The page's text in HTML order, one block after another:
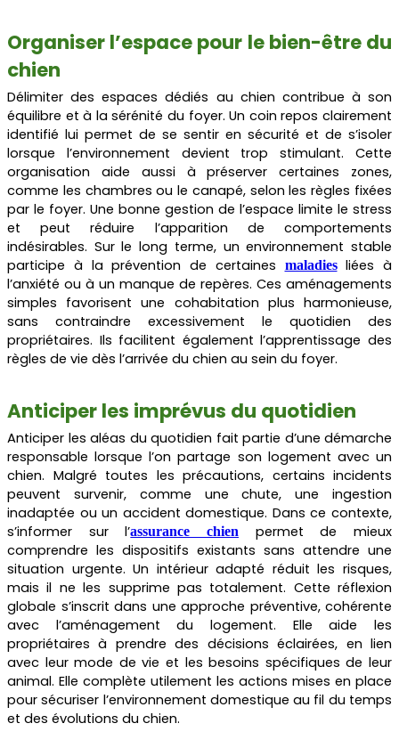
Organiser l’espace pour le bien-être du
chien
Délimiter des espaces dédiés au chien contribue à son
équilibre et à la sérénité du foyer. Un coin repos clairement
identifié lui permet de se sentir en sécurité et de s’isoler
lorsque l’environnement devient trop stimulant. Cette
organisation aide aussi à préserver certaines zones,
comme les chambres ou le canapé, selon les règles fixées
par le foyer. Une bonne gestion de l’espace limite le stress
et peut réduire l’apparition de comportements
indésirables. Sur le long terme, un environnement stable
participe à la prévention de certaines
maladiesliées à
l’anxiété ou à un manque de repères. Ces aménagements
simples favorisent une cohabitation plus harmonieuse,
sans contraindre excessivement le quotidien des
propriétaires. Ils facilitent également l’apprentissage des
règles de vie dès l’arrivée du chien au sein du foyer.
Anticiper les imprévus du quotidien
Anticiper les aléas du quotidien fait partie d’une démarche
responsable lorsque l’on partage son logement avec un
chien. Malgré toutes les précautions, certains incidents
peuvent survenir, comme une chute, une ingestion
inadaptée ou un accident domestique. Dans ce contexte,
s’informer sur l’assurance chien
permet de mieux
comprendre les dispositifs existants sans attendre une
situation urgente. Un intérieur adapté réduit les risques,
mais il ne les supprime pas totalement. Cette réflexion
globale s’inscrit dans une approche préventive, cohérente
avec l’aménagement du logement. Elle aide les
propriétaires à prendre des décisions éclairées, en lien
avec leur mode de vie et les besoins spécifiques de leur
animal. Elle complète utilement les actions mises en place
pour sécuriser l’environnement domestique au fil du temps
et des évolutions du chien.